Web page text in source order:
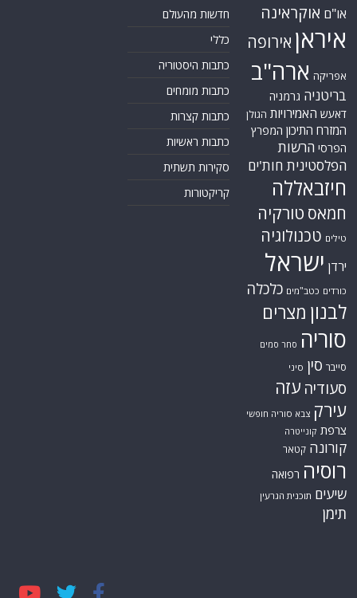
או"ם אוקראינה
איראן אירופה
אפריקה ארה"ב
בריטניה גרמניה
דאעש האמירויות הגולן
המזרח התיכון המפרץ
הפרסי הרשות
הפלסטינית חות'ים
חיזבאללה
חמאס טורקיה
טילים טכנולוגיה
ירדן ישראל
כורדים כטב"מים כלכלה
לבנון מצרים
סוריה סחר סמים
סייבר סין סיני
סעודיה עזה
עירק צבא סוריה חופשי
צרפת קונייטרה
קורונה קטאר
רוסיה רפואה
שיעים תוכנית הגרעין
תימן
חדשות מהעולם
כללי
כתבות היסטוריה
כתבות מומחים
כתבות קצרות
כתבות ראשיות
סקירות תשתית
קריקטורות